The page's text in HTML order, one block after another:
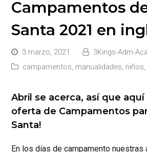
Campamentos
Santa 2021 en
3 marzo, 2021
3Kings-Adm-
campamentos, manualidades, niños
Abril se acerca, así que
oferta de Campamentos
Santa!
En los días de campamento nuestras